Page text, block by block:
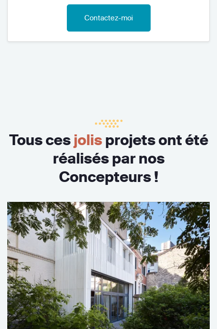
Contactez-moi
Tous cesjolisprojets ont été
réalisés par nos
Concepteurs !